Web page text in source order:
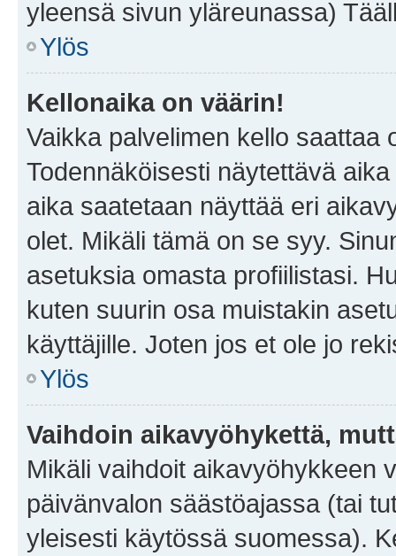
yleensä sivun yläreunassa)
Ylös
Kellonaika on väärin!
Vaikka palvelimen kello saattaa
Todennäköisesti näytettävä
aika saatetaan näyttää eri
olet. Mikäli tämä on se syy.
asetuksia omasta profiilistasi.
kuten suurin osa muistakin
käyttäjille. Joten jos et ole jo
Ylös
Vaihdoin aikavyöhykettä,
Mikäli vaihdoit aikavyöhykkeen
päivänvalon säästöajassa (tai
yleisesti käytössä suomessa).